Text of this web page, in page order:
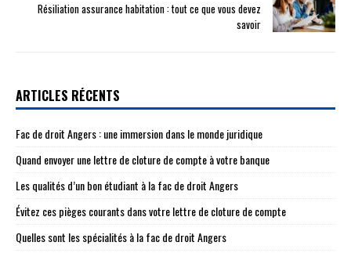
Résiliation assurance habitation : tout ce que vous devez
savoir
ARTICLES RÉCENTS
Fac de droit Angers : une immersion dans le monde juridique
Quand envoyer une lettre de cloture de compte à votre banque
Les qualités d’un bon étudiant à la fac de droit Angers
Évitez ces pièges courants dans votre lettre de cloture de compte
Quelles sont les spécialités à la fac de droit Angers